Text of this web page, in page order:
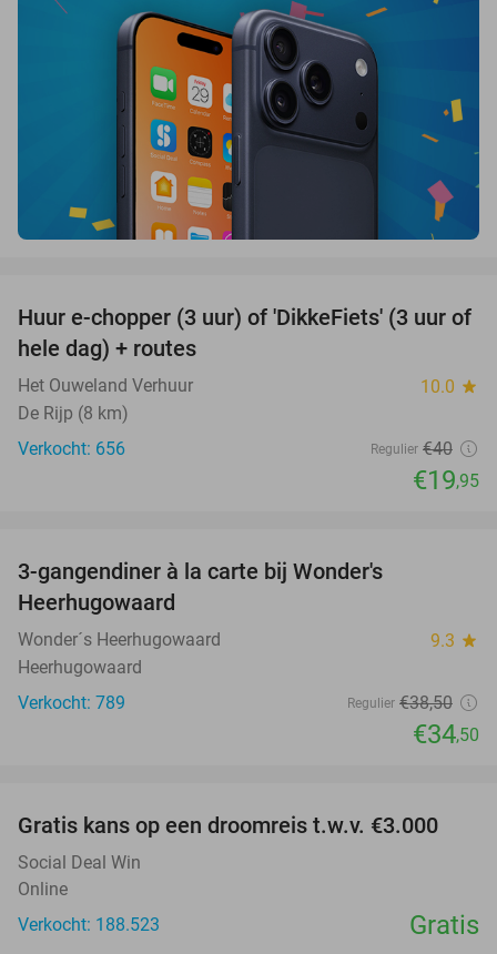
50%
Huur e-chopper (3 uur) of 'DikkeFiets' (3 uur of
hele dag) + routes
Het Ouweland Verhuur 10.0 star
De Rijp (8 km)
Verkocht: 656
Regulier €40
€19,95
3-gangendiner à la carte bij Wonder's
Heerhugowaard
Wonder´s Heerhugowaard 9.3 star
Heerhugowaard
Verkocht: 789
Regulier €38,50
€34,50
Gratis kans op een droomreis t.w.v. €3.000
Social Deal Win
Online
Verkocht: 188.523
Gratis